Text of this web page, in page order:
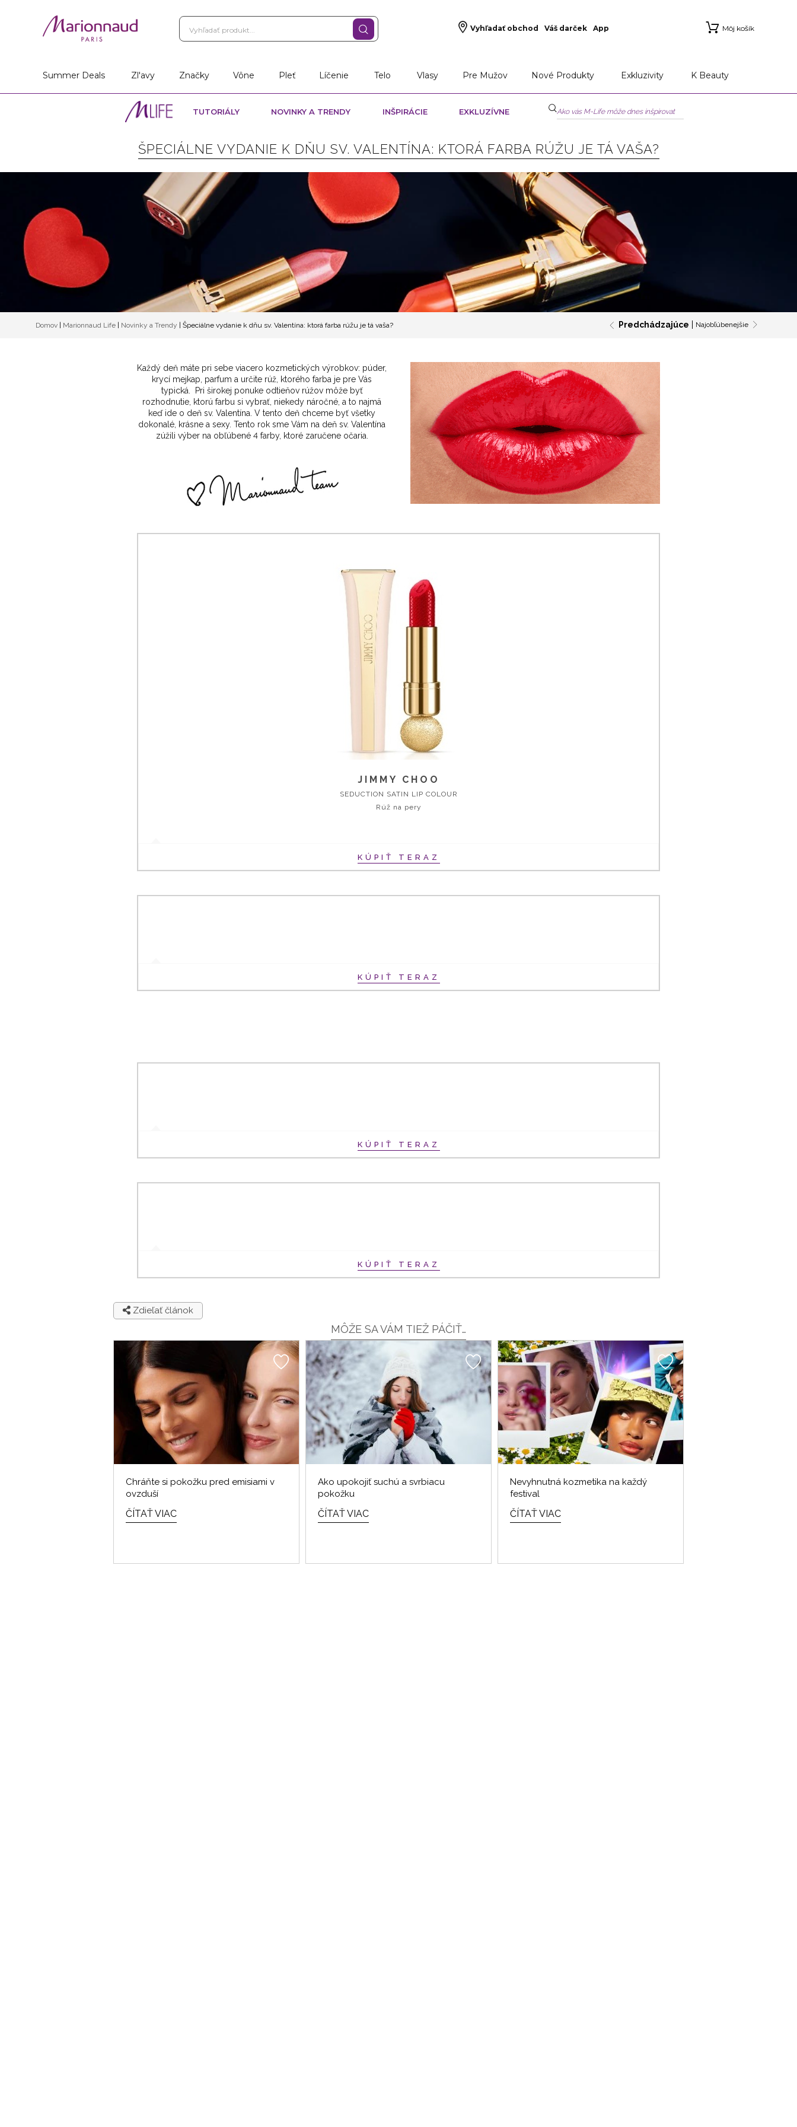
Vyhľadať obchod Váš darček App Môj košík
Summer Deals Zl'avy Značky Vône Pleť Líčenie Telo Vlasy Pre Mužov Nové Produkty Exkluzivity K Beauty
TUTORIÁLY NOVINKY A TRENDY INŠPIRÁCIE EXKLUZÍVNE
ŠPECIÁLNE VYDANIE K DŇU SV. VALENTÍNA: KTORÁ FARBA RÚŽU JE TÁ VAŠA?
Domov | Marionnaud Life | Novinky a Trendy | Špeciálne vydanie k dňu sv. Valentína: ktorá farba rúžu je tá vaša? Predchádzajúce Najobľúbenejšie
Každý deň máte pri sebe viacero kozmetických výrobkov: púder,
krycí mejkap, parfum a určite rúž, ktorého farba je pre Vás
typická. Pri širokej ponuke odtieňov rúžov môže byť
rozhodnutie, ktorú farbu si vybrať, niekedy náročné, a to najmä
keď ide o deň sv. Valentína. V tento deň chceme byť všetky
dokonalé, krásne a sexy. Tento rok sme Vám na deň sv. Valentína
zúžili výber na obľúbené 4 farby, ktoré zaručene očaria.
JIMMY CHOO
SEDUCTION SATIN LIP COLOUR
Rúž na pery
KÚPIŤ TERAZ
KÚPIŤ TERAZ
KÚPIŤ TERAZ
KÚPIŤ TERAZ
Zdieľať článok
MÔŽE SA VÁM TIEŽ PÁČIŤ…
Chráňte si pokožku pred emisiami v
ovzduší
ČÍTAŤ VIAC
Ako upokojiť suchú a svrbiacu
pokožku
ČÍTAŤ VIAC
Nevyhnutná kozmetika na každý
festival
ČÍTAŤ VIAC